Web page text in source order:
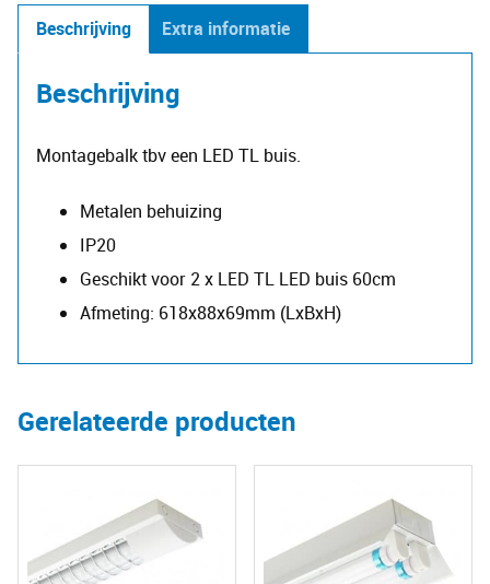
-
60cm
aantal
Beschrijving Extra informatie
Beschrijving
Montagebalk tbv een LED TL buis.
Metalen behuizing
IP20
Geschikt voor 2 x LED TL LED buis 60cm
Afmeting: 618x88x69mm (LxBxH)
Gerelateerde producten